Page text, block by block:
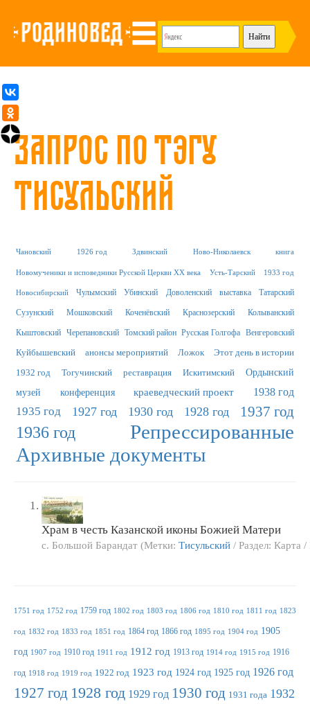
Запрос по тэгу
Тисульский
Чановский 1926 год Здвинский Ново-Николаевск книга
Новомученики и исповедники Русской Церкви XX века Усть-Тарский 1933 год
Новосибирский Чулымский Убинский Доволенский выставка Татарский
Сузунский Мошковский Коченёвский Краснозерский Колыванский
Кыштовский Черепановский Томский район Русская Голгофа Венгеровский
Куйбышевский анонсы мероприятий Ложок Этот день в истории
1932 год Тогучинский реставрация Искитимский Ордынский
музей конференция краеведческий проект 1938 год
1935 год 1927 год 1930 год 1928 год 1937 год
1936 год Репрессированные
Архивные документы
Храм в честь Казанской иконы Божией Матери
с. Большой Барандат (Метки: Тисульский / Раздел: Карта
1751 год 1752 год 1759 год 1802 год 1803 год 1806 год 1810 год 1811 год 1823
год 1832 год 1833 год 1851 год 1864 год 1866 год 1895 год 1904 год 1905
год 1907 год 1910 год 1911 год 1912 год 1913 год 1914 год 1915 год 1916
год 1918 год 1919 год 1922 год 1923 год 1924 год 1925 год 1926 год
1927 год 1928 год 1929 год 1930 год 1931 года 1932